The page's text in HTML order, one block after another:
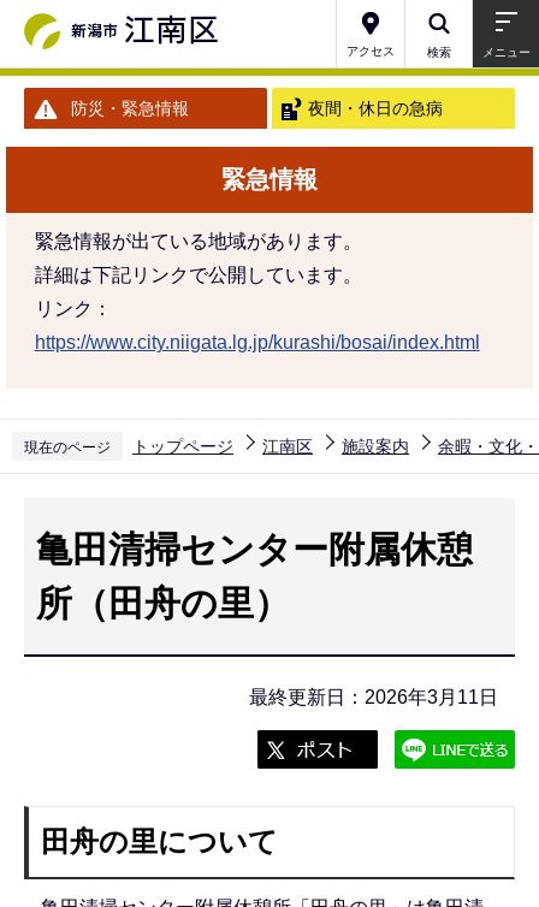
ジ
先
アクセス 検索 メニュー
防災・緊急情報 夜間・休日の急病
緊急情報
緊急情報が出ている地域があります。
詳細は下記リンクで公開しています。
リンク：
https://www.city.niigata.lg.jp/kurashi/bosai/index.html
現在のページ トップページ 江南区 施設案内 余暇・文化
亀田清掃センター附属休憩
所（田舟の里）
最終更新日：2026年3月11日
田舟の里について